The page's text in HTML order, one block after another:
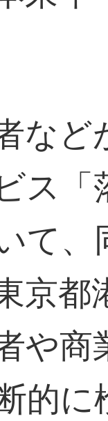
など
ス
て
京
や
的